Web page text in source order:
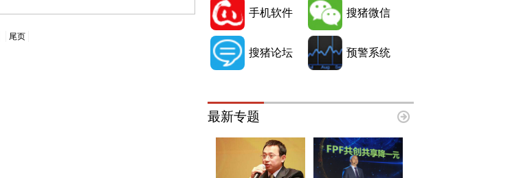
尾页
手机软件 搜猪微信
搜猪论坛 预警系统
最新专题